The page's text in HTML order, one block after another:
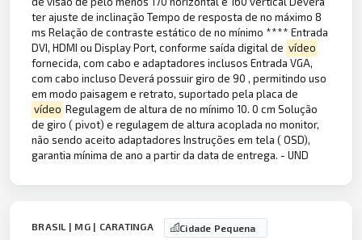
ter ajuste de inclinação Tempo de resposta de no máximo 8
ms Relação de contraste estático de no mínimo **** Entrada
DVI, HDMI ou Display Port, conforme saída digital de vídeo
fornecida, com cabo e adaptadores inclusos Entrada VGA,
com cabo incluso Deverá possuir giro de 90 , permitindo uso
em modo paisagem e retrato, suportado pela placa de
vídeo Regulagem de altura de no mínimo 10. 0 cm Solução
de giro ( pivot) e regulagem de altura acoplada no monitor,
não sendo aceito adaptadores Instruções em tela ( OSD),
garantia mínima de ano a partir da data de entrega. - UND
BRASIL | MG | CARATINGA Cidade Pequena